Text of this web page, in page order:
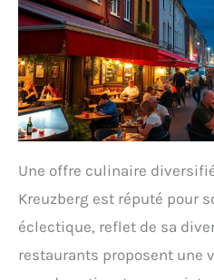
Une offre culinaire
Kreuzberg est réputé pour
éclectique, reflet de sa
restaurants proposent une